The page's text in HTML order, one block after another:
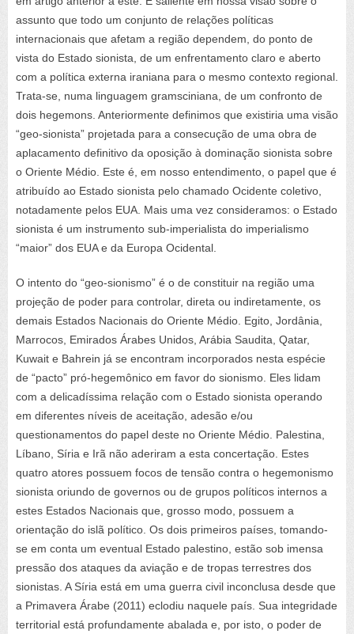
assunto que todo um conjunto de relações políticas
internacionais que afetam a região dependem, do ponto de
vista do Estado sionista, de um enfrentamento claro e aberto
com a política externa iraniana para o mesmo contexto regional.
Trata-se, numa linguagem gramsciniana, de um confronto de
dois hegemons. Anteriormente definimos que existiria uma visão
“geo-sionista” projetada para a consecução de uma obra de
aplacamento definitivo da oposição à dominação sionista sobre
o Oriente Médio. Este é, em nosso entendimento, o papel que é
atribuído ao Estado sionista pelo chamado Ocidente coletivo,
notadamente pelos EUA. Mais uma vez consideramos: o Estado
sionista é um instrumento sub-imperialista do imperialismo
“maior” dos EUA e da Europa Ocidental.
O intento do “geo-sionismo” é o de constituir na região uma
projeção de poder para controlar, direta ou indiretamente, os
demais Estados Nacionais do Oriente Médio. Egito, Jordânia,
Marrocos, Emirados Árabes Unidos, Arábia Saudita, Qatar,
Kuwait e Bahrein já se encontram incorporados nesta espécie
de “pacto” pró-hegemônico em favor do sionismo. Eles lidam
com a delicadíssima relação com o Estado sionista operando
em diferentes níveis de aceitação, adesão e/ou
questionamentos do papel deste no Oriente Médio. Palestina,
Líbano, Síria e Irã não aderiram a esta concertação. Estes
quatro atores possuem focos de tensão contra o hegemonismo
sionista oriundo de governos ou de grupos políticos internos a
estes Estados Nacionais que, grosso modo, possuem a
orientação do islã político. Os dois primeiros países, tomando-
se em conta um eventual Estado palestino, estão sob imensa
pressão dos ataques da aviação e de tropas terrestres dos
sionistas. A Síria está em uma guerra civil inconclusa desde que
a Primavera Árabe (2011) eclodiu naquele país. Sua integridade
territorial está profundamente abalada e, por isto, o poder de